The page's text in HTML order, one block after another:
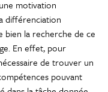
motivation
différenciation
bien la recherche de ce
En effet, pour
de trouver un
pouvant